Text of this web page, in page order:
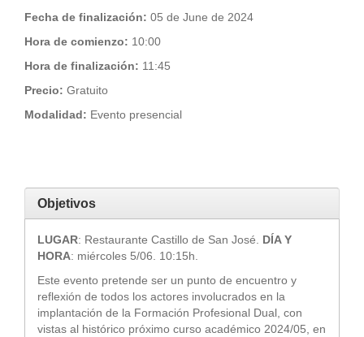
Fecha de finalización: 05 de June de 2024
Hora de comienzo: 10:00
Hora de finalización: 11:45
Precio: Gratuito
Modalidad: Evento presencial
Objetivos
LUGAR: Restaurante Castillo de San José. DÍA Y
HORA: miércoles 5/06. 10:15h.
Este evento pretende ser un punto de encuentro y
reflexión de todos los actores involucrados en la
implantación de la Formación Profesional Dual, con
vistas al histórico próximo curso académico 2024/05, en